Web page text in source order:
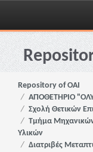
Skip
navigation
Repository of OAI
ΑΠΟΘΕΤΗΡΙΟ
Σχολή Θετικών
Τμήμα
Υλικών
Διατριβές